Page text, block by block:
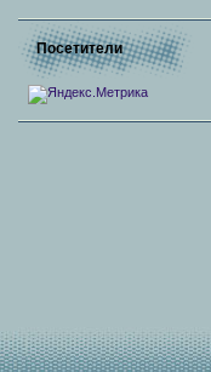
Посетители